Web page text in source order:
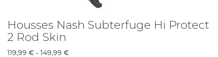
Housses Nash Subterfuge Hi Protect
2 Rod Skin
119,99 € - 149,99 €